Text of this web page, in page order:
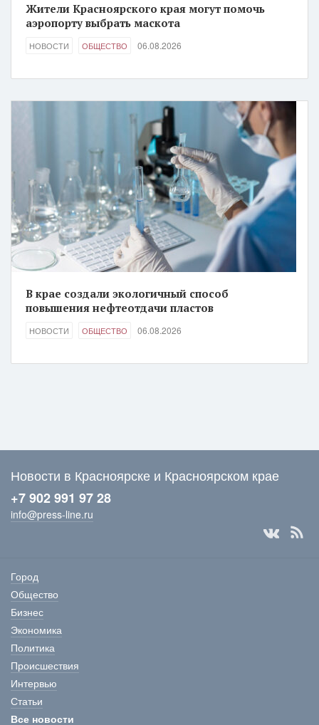
Жители Красноярского края могут помочь
аэропорту выбрать маскота
НОВОСТИ ОБЩЕСТВО 06.08.2026
В крае создали экологичный способ
повышения нефтеотдачи пластов
НОВОСТИ ОБЩЕСТВО 06.08.2026
Новости в Красноярске и Красноярском крае
+7 902 991 97 28
info@press-line.ru
Город
Общество
Бизнес
Экономика
Политика
Происшествия
Интервью
Статьи
Все новости